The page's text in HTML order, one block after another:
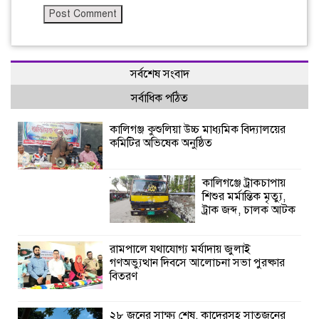
সর্বশেষ সংবাদ
সর্বাধিক পঠিত
কালিগঞ্জ কুশুলিয়া উচ্চ মাধ্যমিক বিদ্যালয়ের
কমিটির অভিষেক অনুষ্ঠিত
কালিগঞ্জে ট্রাকচাপায়
শিশুর মর্মান্তিক মৃত্যু,
ট্রাক জব্দ, চালক আটক
রামপালে যথাযোগ্য মর্যাদায় জুলাই
গণঅভ্যুত্থান দিবসে আলোচনা সভা পুরষ্কার
বিতরণ
২৮ জনের সাক্ষ্য শেষ, কাদেরসহ সাতজনের